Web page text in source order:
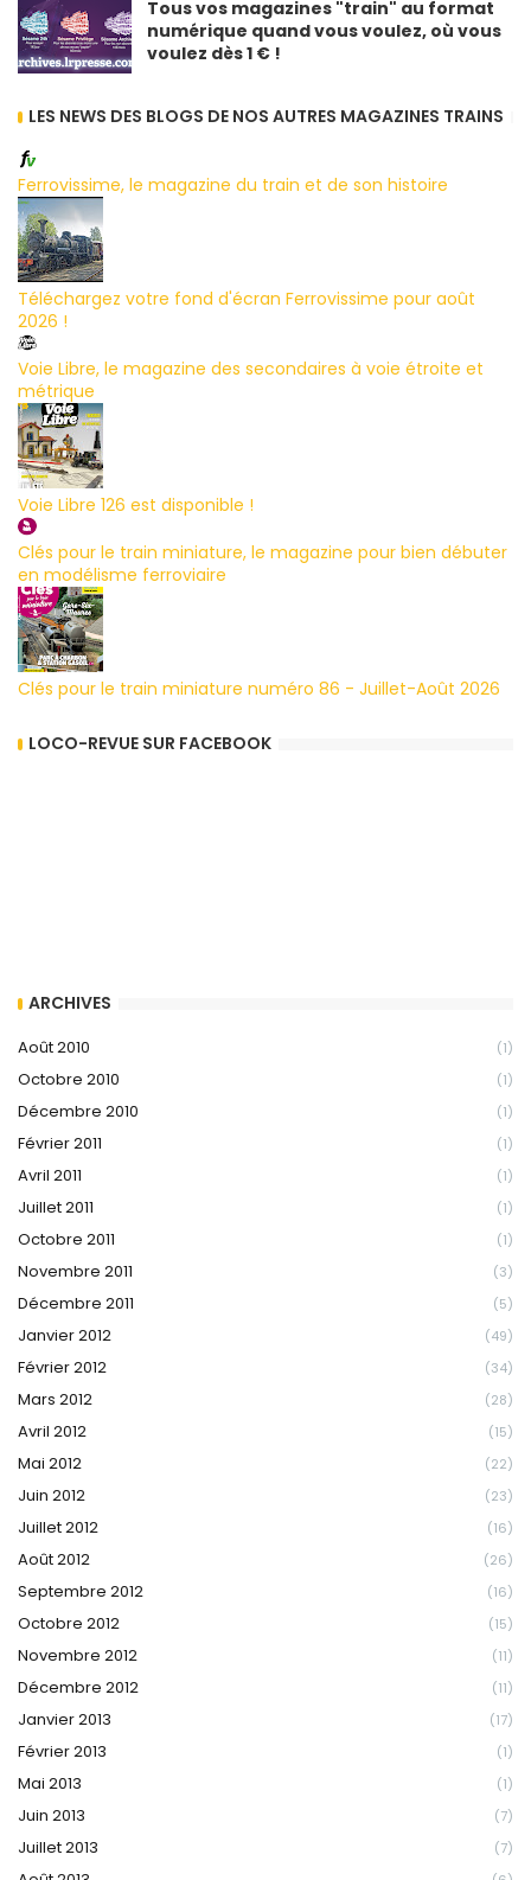
Tous vos magazines "train" au format
numérique quand vous voulez, où vous
voulez dès 1 € !
LES NEWS DES BLOGS DE NOS AUTRES MAGAZINES TRAINS
Ferrovissime, le magazine du train et de son histoire
Téléchargez votre fond d'écran Ferrovissime pour août
2026 !
Voie Libre, le magazine des secondaires à voie étroite et
métrique
Voie Libre 126 est disponible !
Clés pour le train miniature, le magazine pour bien débuter
en modélisme ferroviaire
Clés pour le train miniature numéro 86 - Juillet-Août 2026
LOCO-REVUE SUR FACEBOOK
ARCHIVES
Août 2010 (1)
Octobre 2010 (1)
Décembre 2010 (1)
Février 2011 (1)
Avril 2011 (1)
Juillet 2011 (1)
Octobre 2011 (1)
Novembre 2011 (3)
Décembre 2011 (5)
Janvier 2012 (49)
Février 2012 (34)
Mars 2012 (28)
Avril 2012 (15)
Mai 2012 (22)
Juin 2012 (23)
Juillet 2012 (16)
Août 2012 (26)
Septembre 2012 (16)
Octobre 2012 (15)
Novembre 2012 (11)
Décembre 2012 (11)
Janvier 2013 (17)
Février 2013 (1)
Mai 2013 (1)
Juin 2013 (7)
Juillet 2013 (7)